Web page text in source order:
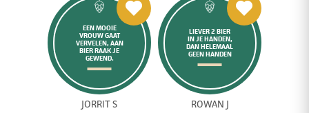
EEN MOOIE
VROUW GAAT
VERVELEN, AAN
BIER RAAK JE
GEWEND.
JORRIT S
LIEVER 2 BIER
IN JE HANDEN,
DAN HELEMAAL
GEEN HANDEN
ROWAN J